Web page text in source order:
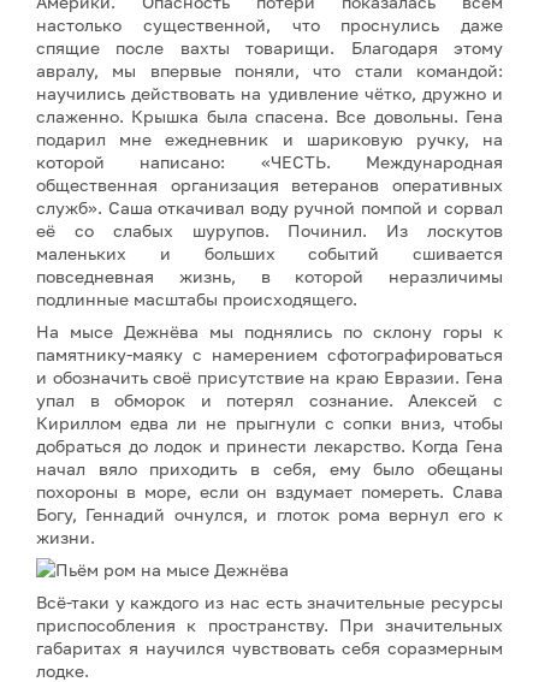
настолько существенной, что проснулись даже
спящие после вахты товарищи. Благодаря этому
авралу, мы впервые поняли, что стали командой:
научились действовать на удивление чётко, дружно и
слаженно. Крышка была спасена. Все довольны. Гена
подарил мне ежедневник и шариковую ручку, на
которой написано: «ЧЕСТЬ. Международная
общественная организация ветеранов оперативных
служб». Саша откачивал воду ручной помпой и сорвал
её со слабых шурупов. Починил. Из лоскутов
маленьких и больших событий сшивается
повседневная жизнь, в которой неразличимы
подлинные масштабы происходящего.
На мысе Дежнёва мы поднялись по склону горы к
памятнику-маяку с намерением сфотографироваться
и обозначить своё присутствие на краю Евразии. Гена
упал в обморок и потерял сознание. Алексей с
Кириллом едва ли не прыгнули с сопки вниз, чтобы
добраться до лодок и принести лекарство. Когда Гена
начал вяло приходить в себя, ему было обещаны
похороны в море, если он вздумает помереть. Слава
Богу, Геннадий очнулся, и глоток рома вернул его к
жизни.
Всё-таки у каждого из нас есть значительные ресурсы
приспособления к пространству. При значительных
габаритах я научился чувствовать себя соразмерным
лодке.